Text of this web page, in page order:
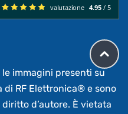
valutazione 4.95 / 5
immagini presenti su
di RF Elettronica® e sono
d’autore. È vietata